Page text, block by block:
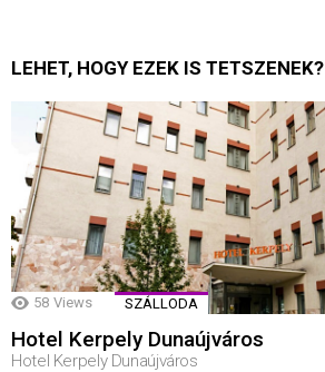
LEHET, HOGY EZEK IS TETSZENEK?
58 Views SZÁLLODA
Hotel Kerpely Dunaújváros
Hotel Kerpely Dunaújváros